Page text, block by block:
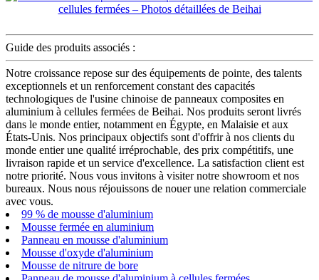
Guide des produits associés :
Notre croissance repose sur des équipements de pointe, des talents
exceptionnels et un renforcement constant des capacités
technologiques de l'usine chinoise de panneaux composites en
aluminium à cellules fermées de Beihai. Nos produits seront livrés
dans le monde entier, notamment en Égypte, en Malaisie et aux
États-Unis. Nos principaux objectifs sont d'offrir à nos clients du
monde entier une qualité irréprochable, des prix compétitifs, une
livraison rapide et un service d'excellence. La satisfaction client est
notre priorité. Nous vous invitons à visiter notre showroom et nos
bureaux. Nous nous réjouissons de nouer une relation commerciale
avec vous.
99 % de mousse d'aluminium
Mousse fermée en aluminium
Panneau en mousse d'aluminium
Mousse d'oxyde d'aluminium
Mousse de nitrure de bore